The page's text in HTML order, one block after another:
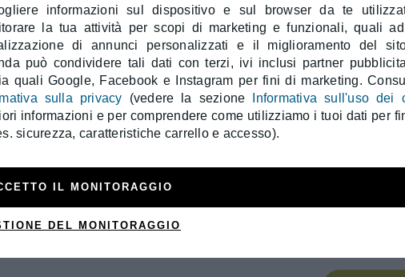
attivo nella ricerca scientifica attraverso
Trials clinici e Ricerche di Ateneo.
Formazione
Ha conseguito il diploma di Specializzazione
degli Studi di Roma La Sapienza. Durante il
gli studi grazie ad esperienze nazionali e
l’Inselspital Bern in Svizzera e l’ORSI
grazie alle quali si è specializzato nella
più di 100 pubblicazioni internazionali.
informazioni sul dispositivo e sul browser da te
la tua attività per scopi di marketing e funzionali, quali
di annunci personalizzati e il miglioramento del
può condividere tali dati con terzi, ivi inclusi partner
quali Google, Facebook e Instagram per fini di marketing.
sulla privacy
(vedere la sezione Informativa sull'uso dei
informazioni e per comprendere come utilizziamo i tuoi dati per
sicurezza, caratteristiche carrello e accesso).
IL MONITORAGGIO
DEL MONITORAGGIO